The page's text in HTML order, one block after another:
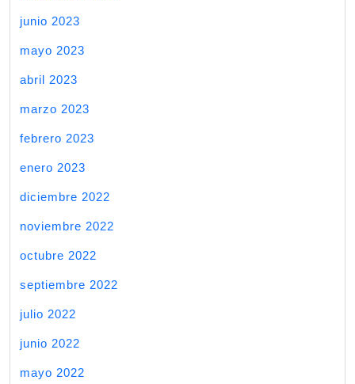
junio 2023
mayo 2023
abril 2023
marzo 2023
febrero 2023
enero 2023
diciembre 2022
noviembre 2022
octubre 2022
septiembre 2022
julio 2022
junio 2022
mayo 2022